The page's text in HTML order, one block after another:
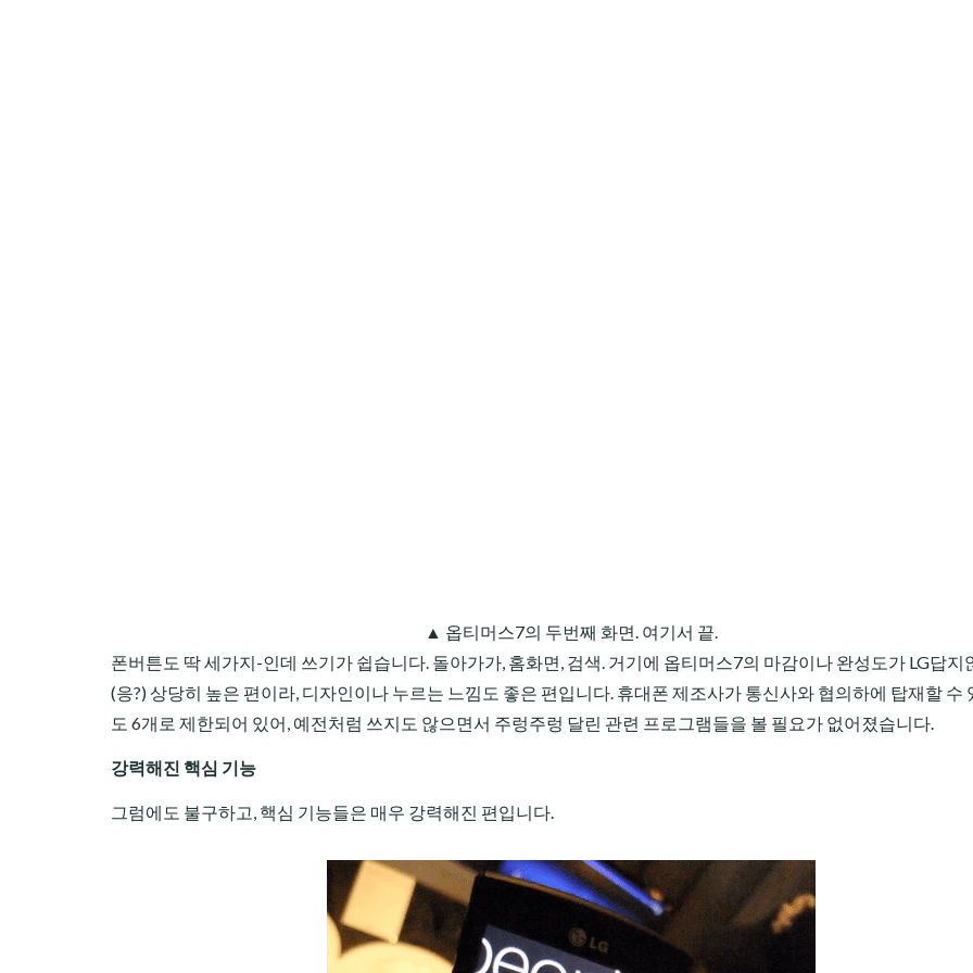
▲ 옵티머스7의 두번째 화면. 여기서 끝.
폰버튼도 딱 세가지-인데 쓰기가 쉽습니다. 돌아가가, 홈화면, 검색. 거기에 옵티머스7의 마감이나 완성도가 LG답지
(응?) 상당히 높은 편이라, 디자인이나 누르는 느낌도 좋은 편입니다. 휴대폰 제조사가 통신사와 협의하에 탑재할 수
도 6개로 제한되어 있어, 예전처럼 쓰지도 않으면서 주렁주렁 달린 관련 프로그램들을 볼 필요가 없어졌습니다.
강력해진 핵심 기능
그럼에도 불구하고, 핵심 기능들은 매우 강력해진 편입니다.